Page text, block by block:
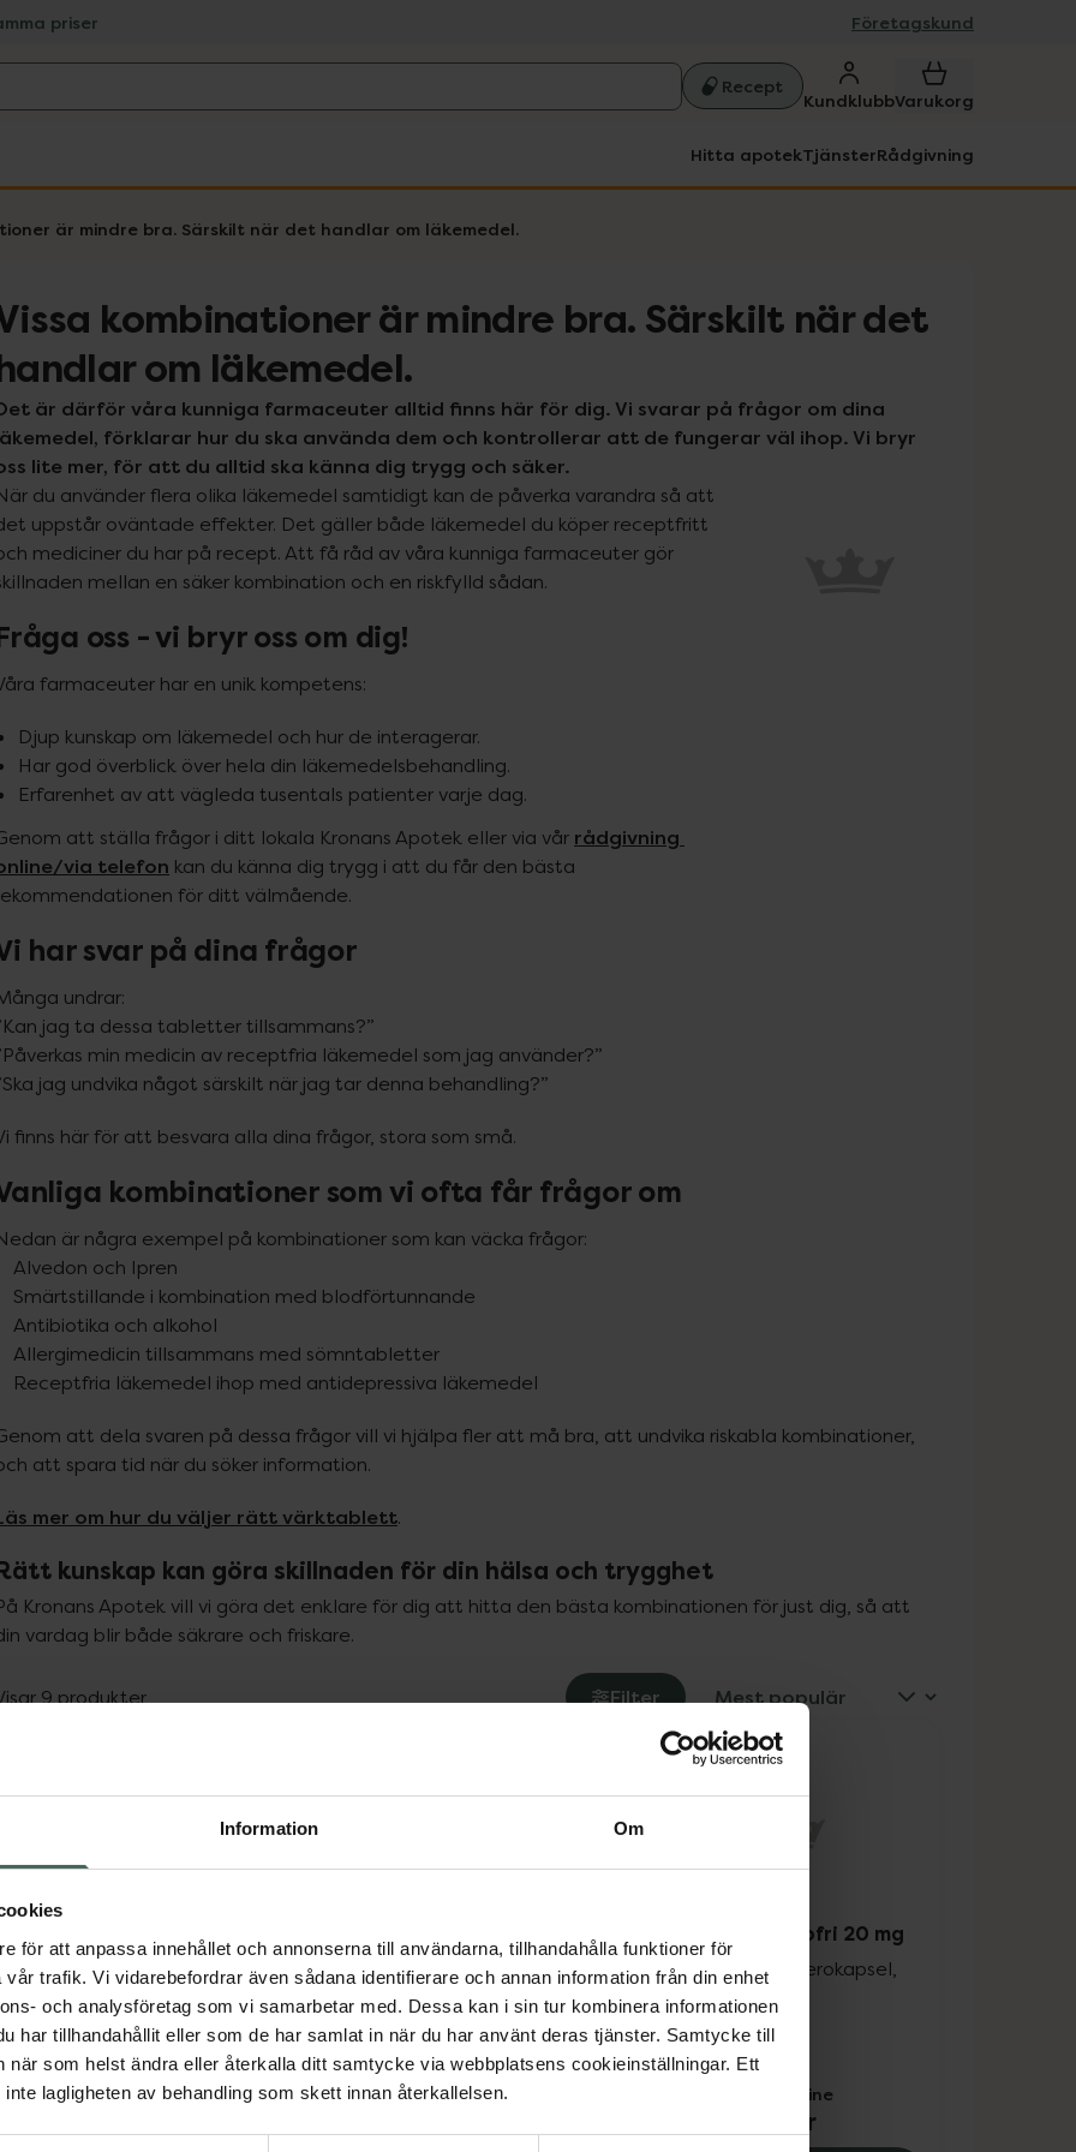
Information Om
för att anpassa innehållet och annonserna till användarna, tillhandahålla funktioner för
trafik. Vi vidarebefordrar även sådana identifierare och annan information från din enhet
och analysföretag som vi samarbetar med. Dessa kan i sin tur kombinera informationen
har tillhandahållit eller som de har samlat in när du har använt deras tjänster. Samtycke till
när som helst ändra eller återkalla ditt samtycke via webbplatsens cookieinställningar. Ett
lagligheten av behandling som skett innan återkallelsen.
priser Företagskund
Recept
KundklubbVarukorg
Hitta apotekTjänsterRådgivning
är mindre bra. Särskilt när det handlar om läkemedel.
kombinationer är mindre bra. Särskilt när det
om läkemedel.
är därför våra kunniga farmaceuter alltid finns här för dig. Vi svarar på frågor om dina
förklarar hur du ska använda dem och kontrollerar att de fungerar väl ihop. Vi bryr
lite mer, för att du alltid ska känna dig trygg och säker.
du använder flera olika läkemedel samtidigt kan de påverka varandra så att
uppstår oväntade effekter. Det gäller både läkemedel du köper receptfritt
mediciner du har på recept. Att få råd av våra kunniga farmaceuter gör
mellan en säker kombination och en riskfylld sådan.
oss - vi bryr oss om dig!
farmaceuter har en unik kompetens:
Djup kunskap om läkemedel och hur de interagerar.
Har god överblick över hela din läkemedelsbehandling.
Erfarenhet av att vägleda tusentals patienter varje dag.
att ställa frågor i ditt lokala Kronans Apotek eller via vår rådgivning
via telefon kan du känna dig trygg i att du får den bästa
för ditt välmående.
har svar på dina frågor
undrar:
jag ta dessa tabletter tillsammans?”
min medicin av receptfria läkemedel som jag använder?”
jag undvika något särskilt när jag tar denna behandling?”
finns här för att besvara alla dina frågor, stora som små.
kombinationer som vi ofta får frågor om
är några exempel på kombinationer som kan väcka frågor:
•	Receptfria läkemedel ihop med antidepressiva läkemedel
att dela svaren på dessa frågor vill vi hjälpa fler att må bra, att undvika riskabla kombinationer,
att spara tid när du söker information.
mer om hur du väljer rätt värktablett.
kunskap kan göra skillnaden för din hälsa och trygghet
Kronans Apotek vill vi göra det enklare för dig att hitta den bästa kombinationen för just dig, så att
vardag blir både säkrare och friskare.
9 produkter Filter
Paracetamol Novum
Apofri 500 mg
Paracetamol, Filmdragerad
tablett, 20 tablett(er...
Läkemedel
Pris online
Paracetamol, Filmdragerad
tablett, 20 styck
Läkemedel
Pris online
Omeprazol Apofri 20 mg
Omeprazol, Enterokapsel,
hård, 14 styck
Läkemedel
Pris online
21 kr